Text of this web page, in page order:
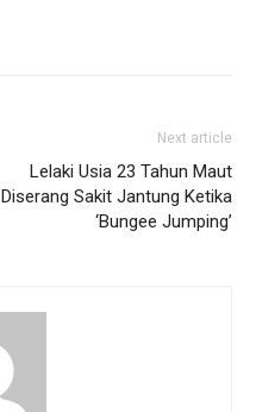
Next article
Lelaki Usia 23 Tahun Maut
Diserang Sakit Jantung Ketika
‘Bungee Jumping’